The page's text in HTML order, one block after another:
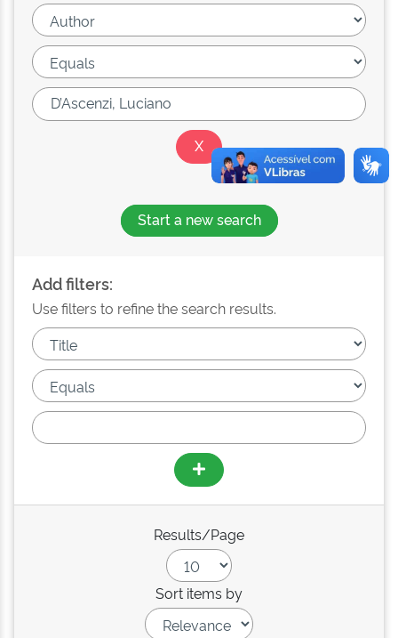
Start a new search
Add filters:
Use filters to refine the search results.
Results/Page
Sort items by